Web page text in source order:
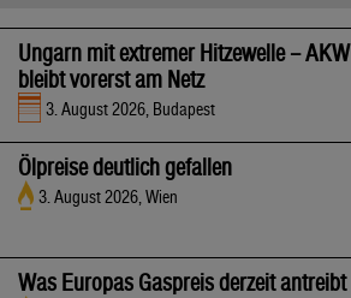
Ungarn mit extremer Hitzewelle – AKW
bleibt vorerst am Netz
3. August 2026, Budapest
Ölpreise deutlich gefallen
3. August 2026, Wien
Was Europas Gaspreis derzeit antreibt